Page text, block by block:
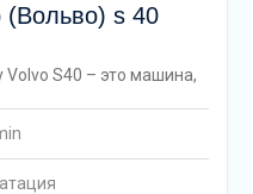
(Вольво) s 40
Volvo S40 – это машина,